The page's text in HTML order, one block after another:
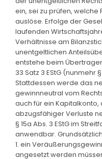
ein, sei zu prüfen,
auslöse. Erfolge der
laufenden
Verhältnisse am
unentgeltlichen
entstehe beim
33 Satz 3 EStG (nunmehr
Stattdessen werde das
gewinnneutral vom
auch für ein
abzugsfähiger Verluste
§ 15a Abs. 3 EStG im
anwendbar.
1. ein
angesetzt werden